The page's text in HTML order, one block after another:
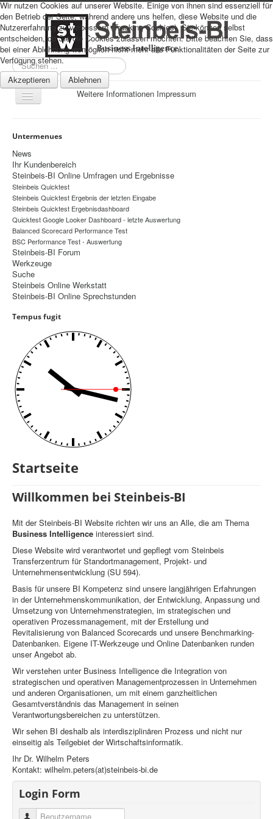
Suchen
...
Navigation
an/aus
Datenschutz
Impressum
Home
Prognosen
Beratung
Management
Controlling
Balanced Scorecard
Benchmarking
Hoshin-Kanri
Kommunikation
Entscheidungsregeln
Aktuelle Seite: Startseite
Untermenues
News
Ihr Kundenbereich
Steinbeis-BI Online Umfragen und Ergebnisse
Steinbeis Quicktest
Steinbeis Quicktest Ergebnis der letzten Eingabe
Steinbeis Quicktest Ergebnisdashboard
Quicktest Google Looker Dashboard - letzte Auswertung
Balanced Scorecard Performance Test
BSC Performance Test - Auswertung
Steinbeis-BI Forum
Werkzeuge
Suche
Steinbeis Online Werkstatt
Steinbeis-BI Online Sprechstunden
Tempus fugit
Startseite
Willkommen bei Steinbeis-BI
Mit der Steinbeis-BI Website richten wir uns an Alle, die am Thema
Business Intelligence interessiert sind.
Diese Website wird verantwortet und gepflegt vom Steinbeis
Transferzentrum für Standortmanagement, Projekt- und
Unternehmensentwicklung (SU 594).
Basis für unsere BI Kompetenz sind unsere langjährigen Erfahrungen
in der Unternehmenskommunikation, der Entwicklung, Anpassung und
Umsetzung von Unternehmenstrategien, im strategischen und
operativen Prozessmanagement, mit der Erstellung und
Revitalisierung von Balanced Scorecards und unsere Benchmarking-
Datenbanken. Eigene IT-Werkzeuge und Online Datenbanken runden
unser Angebot ab.
Wir verstehen unter Business Intelligence die Integration von
strategischen und operativen Managementprozessen in Unternehmen
und anderen Organisationen, um mit einem ganzheitlichen
Gesamtverständnis das Management in seinen
Verantwortungsbereichen zu unterstützen.
Wir sehen BI deshalb als interdisziplinären Prozess und nicht nur
einseitig als Teilgebiet der Wirtschaftsinformatik.
Ihr Dr. Wilhelm Peters
Kontakt: wilhelm.peters(at)steinbeis-bi.de
Login Form
Benutzername
Wir nutzen Cookies auf unserer Website. Einige von ihnen sind essenziell für
den Betrieb der Seite, während andere uns helfen, diese Website und die
Nutzererfahrung zu verbessern (Tracking Cookies). Sie können selbst
entscheiden, ob Sie die Cookies zulassen möchten. Bitte beachten Sie, dass
bei einer Ablehnung womöglich nicht mehr alle Funktionalitäten der Seite zur
Verfügung stehen.
Akzeptieren
Ablehnen
Weitere Informationen Impressum